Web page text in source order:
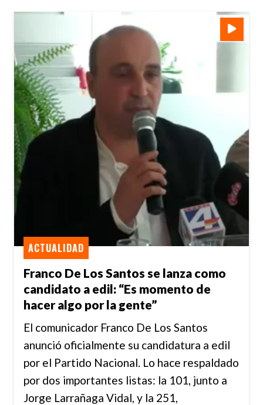
Franco De Los Santos se lanza como
candidato a edil: “Es momento de
hacer algo por la gente”
ACTUALIDAD
El comunicador Franco De Los Santos
anunció oficialmente su candidatura a edil
por el Partido Nacional. Lo hace respaldado
por dos importantes listas: la 101, junto a
Jorge Larrañaga Vidal, y la 251,